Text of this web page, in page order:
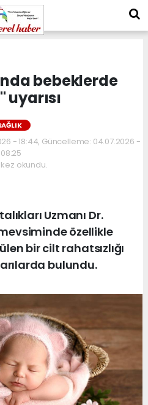
bebeklerde
uyarısı
- 18:44, Güncelleme: 04.07.2026 -
08:25
okundu.
Uzmanı Dr.
özellikle
bir cilt rahatsızlığı
bulundu.